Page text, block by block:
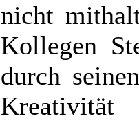
nicht
Kollegen
durch
Kreativität